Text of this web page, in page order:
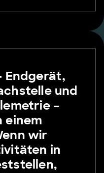
Endgerät,
und
–
einem
wir
in